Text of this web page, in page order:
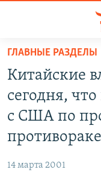
упрощенного
доступа
основному
содержанию
Вернутся
АВТОРСКИЕ
КУЛЬТУРА
ГЛАВНЫЕ РАЗДЕЛЫ
Китайские
сегодня,
с США по
14 марта 2001